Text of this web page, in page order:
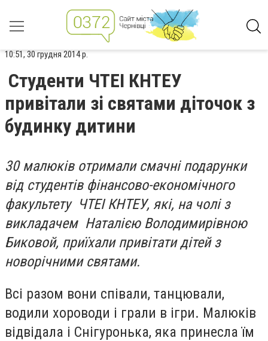
10:51, 30 грудня 2014 р.
Студенти ЧТЕІ КНТЕУ
привітали зі святами діточок з
будинку дитини
30 малюків отримали смачні подарунки
від студентів фінансово-економічного
факультету ЧТЕІ КНТЕУ, які, на чолі з
викладачем Наталією Володимирівною
Биковой, приїхали привітати дітей з
новорічними святами.
Всі разом вони співали, танцювали,
водили хороводи і грали в ігри. Малюків
відвідала і Снігуронька, яка принесла їм